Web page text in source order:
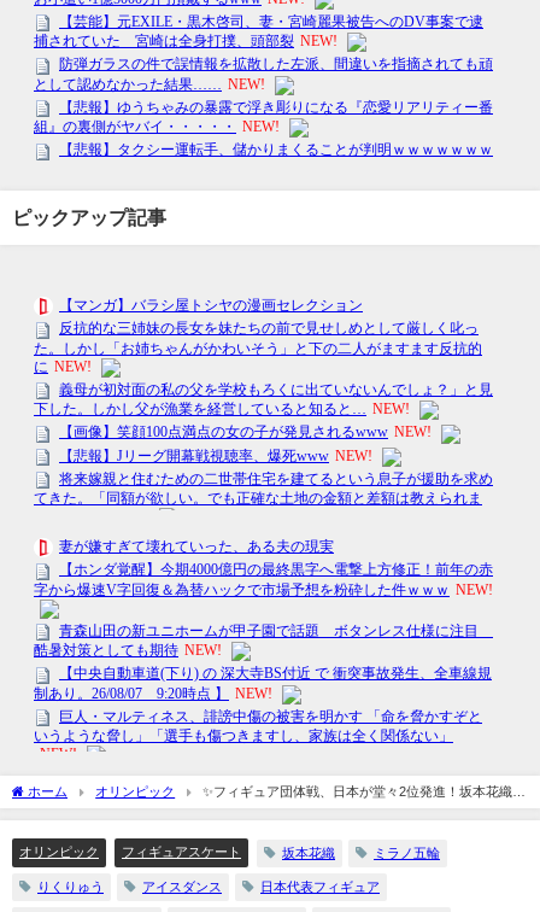
ピックアップ記事
ホーム オリンピック
✨フィギュア団体戦、日本が堂々2位発進！坂本花織
と“りくりゅう”がミラノを魅了した日
オリンピック フィギュアスケート 坂本花織 ミラノ五輪
りくりゅう アイスダンス 日本代表フィギュア